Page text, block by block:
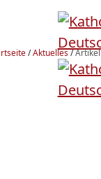
/Aktuelles/Artikel